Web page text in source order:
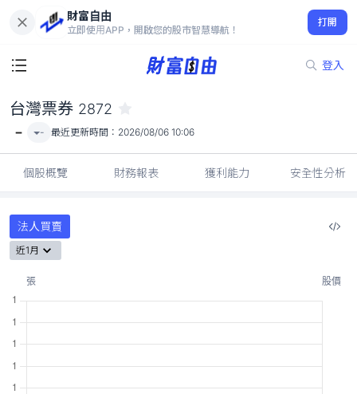
財富自由
立即使用APP，開啟您的股市智慧導航！
打開
登入
-
台灣票券 2872
- - 最近更新時間： 2026/08/06 10:06
個股概覽 財務報表 獲利能力 安全性分析
法人買賣
近1月